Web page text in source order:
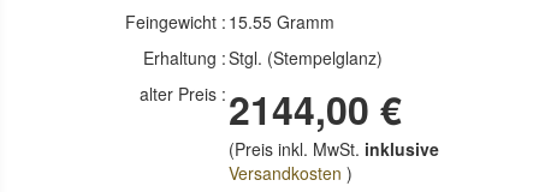
Feingewicht : 15.55 Gramm
Erhaltung :Stgl. (Stempelglanz)
alter Preis : 2144,00 €
(Preis inkl. MwSt. inklusive
Versandkosten )